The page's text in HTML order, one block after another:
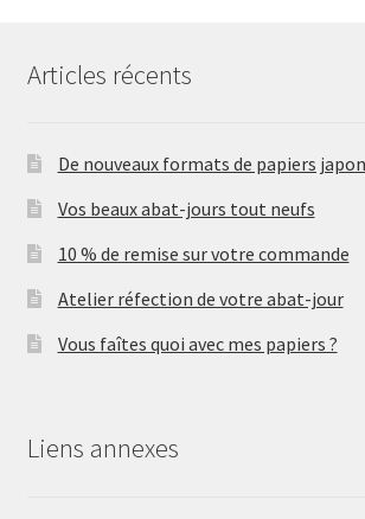
Articles récents
De nouveaux formats de papiers
Vos beaux abat-jours tout neufs
10 % de remise sur votre commande
Atelier réfection de votre abat-jour
Vous faîtes quoi avec mes papiers ?
Liens annexes